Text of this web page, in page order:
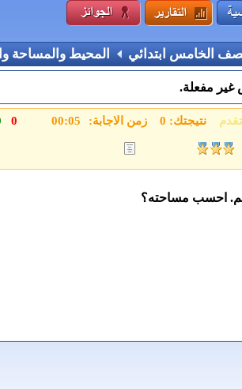
الخامس ابتدائي المحيط والمساحة
غير مفعلة.
نتيجتك: 0 زمن الاجابة: 0